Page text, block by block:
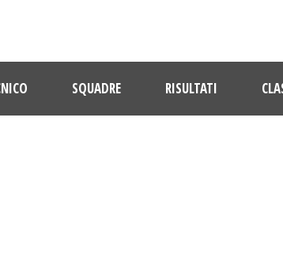
SQUADRE RISULTATI